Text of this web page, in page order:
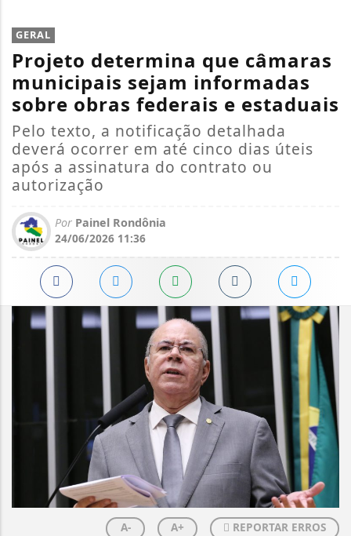
GERAL
Projeto determina que câmaras
municipais sejam informadas
sobre obras federais e estaduais
Pelo texto, a notificação detalhada
deverá ocorrer em até cinco dias úteis
após a assinatura do contrato ou
autorização
Por Painel Rondônia
24/06/2026 11:36
A- A+ REPORTAR ERROS